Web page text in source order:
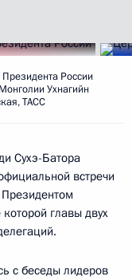
России
Ухнагийн
ТАСС
Сухэ-Батора
встречи
которой главы двух
с беседы лидеров